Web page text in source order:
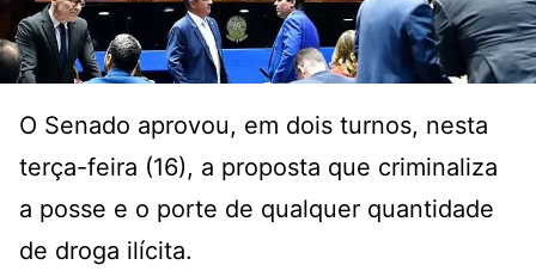
O Senado aprovou, em dois turnos, nesta
terça-feira (16), a proposta que criminaliza
a posse e o porte de qualquer quantidade
de droga ilícita.